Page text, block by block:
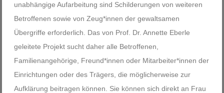
unabhängige Aufarbeitung sind Schilderungen von weiteren
Betroffenen sowie von Zeug*innen der gewaltsamen
Übergriffe erforderlich. Das von Prof. Dr. Annette Eberle
geleitete Projekt sucht daher alle Betroffenen,
Familienangehörige, Freund*innen oder Mitarbeiter*innen der
Einrichtungen oder des Trägers, die möglicherweise zur
Aufklärung beitragen können. Sie können sich direkt an Frau